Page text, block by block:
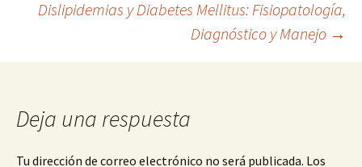
de
entradas
Dislipidemias y Diabetes Mellitus: Fisiopatología,
Diagnóstico y Manejo →
Deja una respuesta
Tu dirección de correo electrónico no será publicada. Los